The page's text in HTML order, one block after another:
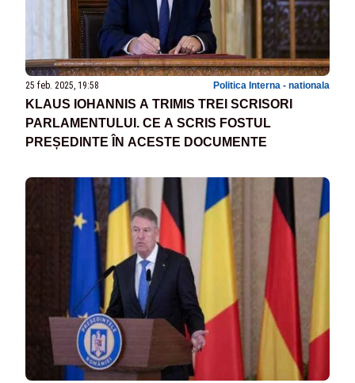
25 feb. 2025, 19:58 Politica Interna - nationala
KLAUS IOHANNIS A TRIMIS TREI SCRISORI
PARLAMENTULUI. CE A SCRIS FOSTUL
PREȘEDINTE ÎN ACESTE DOCUMENTE